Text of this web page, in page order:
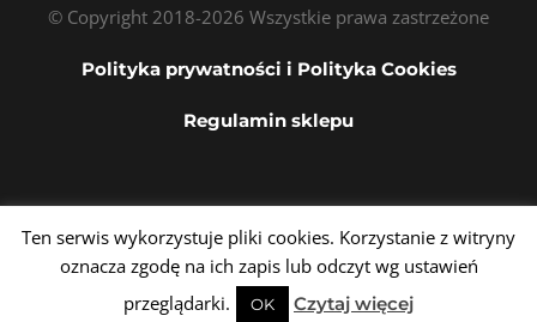
© Copyright 2018-2026 Wszystkie prawa zastrzeżone
Polityka prywatności i Polityka Cookies
Regulamin sklepu
Ten serwis wykorzystuje pliki cookies. Korzystanie z witryny
oznacza zgodę na ich zapis lub odczyt wg ustawień
przeglądarki.
OK Czytaj więcej